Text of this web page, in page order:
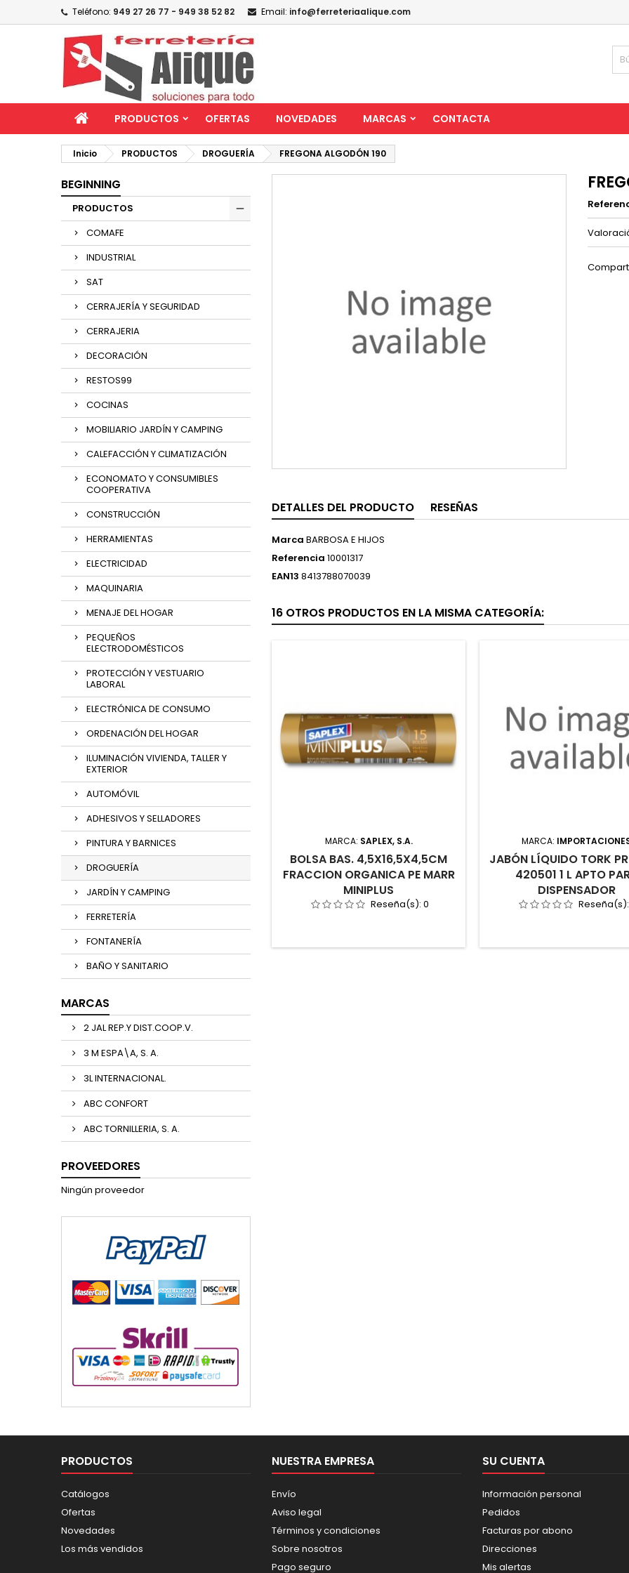
Teléfono: 949 27 26 77 - 949 38 52 82 Email: info@ferreteriaalique.com
PRODUCTOS OFERTAS NOVEDADES MARCAS CONTACTA
Inicio PRODUCTOS DROGUERÍA FREGONA ALGODÓN 190
BEGINNING
PRODUCTOS
COMAFE
INDUSTRIAL
SAT
CERRAJERÍA Y SEGURIDAD
CERRAJERIA
DECORACIÓN
RESTOS99
COCINAS
MOBILIARIO JARDÍN Y CAMPING
CALEFACCIÓN Y CLIMATIZACIÓN
ECONOMATO Y CONSUMIBLES
COOPERATIVA
CONSTRUCCIÓN
HERRAMIENTAS
ELECTRICIDAD
MAQUINARIA
MENAJE DEL HOGAR
PEQUEÑOS
ELECTRODOMÉSTICOS
PROTECCIÓN Y VESTUARIO
LABORAL
ELECTRÓNICA DE CONSUMO
ORDENACIÓN DEL HOGAR
ILUMINACIÓN VIVIENDA, TALLER Y
EXTERIOR
AUTOMÓVIL
ADHESIVOS Y SELLADORES
PINTURA Y BARNICES
DROGUERÍA
JARDÍN Y CAMPING
FERRETERÍA
FONTANERÍA
BAÑO Y SANITARIO
MARCAS
2 JAL REP.Y DIST.COOP.V.
3 M ESPA\A, S. A.
3L INTERNACIONAL.
ABC CONFORT
ABC TORNILLERIA, S. A.
PROVEEDORES
Ningún proveedor
DETALLES DEL PRODUCTO RESEÑAS
Marca BARBOSA E HIJOS
Referencia 10001317
EAN13 8413788070039
16 OTROS PRODUCTOS EN LA MISMA CATEGORÍA:
MARCA: SAPLEX, S.A.
BOLSA BAS. 4,5X16,5X4,5CM
FRACCION ORGANICA PE MARR
MINIPLUS
Reseña(s): 0
MARCA:
JABÓN LÍQUIDO TORK
420501 1 L APTO
DISPENSADOR
PRODUCTOS
Catálogos
Ofertas
Novedades
Los más vendidos
NUESTRA EMPRESA
Envío
Aviso legal
Términos y condiciones
Sobre nosotros
Pago seguro
SU CUENTA
Información personal
Pedidos
Facturas por abono
Direcciones
Mis alertas